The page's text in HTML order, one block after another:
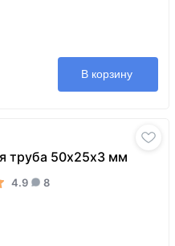
В корзину
труба 50х25х3 мм
4.9 8